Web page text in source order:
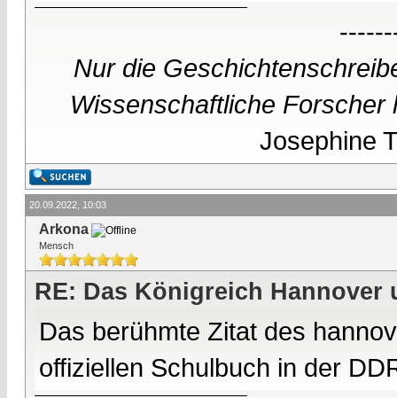
Nur die
Wissenschaftliche
Josephine
20.09.2022, 10:03
Arkona
Mensch
RE: Das Königreich Hannover
Das berühmte Zitat des
offiziellen Schulbuch in der